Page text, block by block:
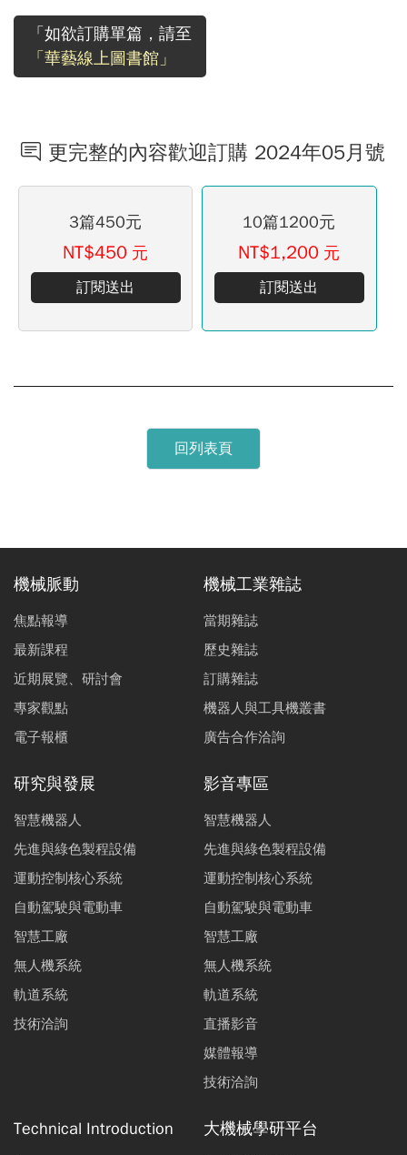
「如欲訂購單篇，請至
「華藝線上圖書館」
更完整的內容歡迎訂購 2024年05月號
3篇450元
NT$450 元
訂閱送出
10篇1200元
NT$1,200 元
訂閱送出
回列表頁
機械脈動
焦點報導
最新課程
近期展覽、研討會
專家觀點
電子報櫃
機械工業雜誌
當期雜誌
歷史雜誌
訂購雜誌
機器人與工具機叢書
廣告合作洽詢
研究與發展
智慧機器人
先進與綠色製程設備
運動控制核心系統
自動駕駛與電動車
智慧工廠
無人機系統
軌道系統
技術洽詢
影音專區
智慧機器人
先進與綠色製程設備
運動控制核心系統
自動駕駛與電動車
智慧工廠
無人機系統
軌道系統
直播影音
媒體報導
技術洽詢
Technical Introduction 大機械學研平台